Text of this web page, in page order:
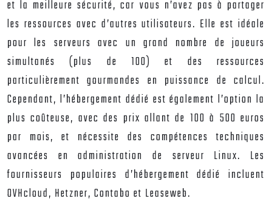
et la meilleure sécurité, car vous n’avez pas à partager
les ressources avec d’autres utilisateurs. Elle est idéale
pour les serveurs avec un grand nombre de joueurs
simultanés (plus de 100) et des ressources
particulièrement gourmandes en puissance de calcul.
Cependant, l’hébergement dédié est également l’option la
plus coûteuse, avec des prix allant de 100 à 500 euros
par mois, et nécessite des compétences techniques
avancées en administration de serveur Linux. Les
fournisseurs populaires d’hébergement dédié incluent
OVHcloud, Hetzner, Contabo et Leaseweb.